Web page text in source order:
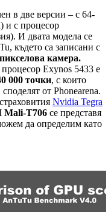
в две версии – с 64-
и с процесор
И двата модела се
където са записани с
камера.
Exynos 5433 е
000 точки, с които
от Phonearena.
Nvidia Tegra
Mali-T706 се представя
да определим като